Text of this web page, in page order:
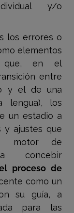
y/o
los errores o
elementos
que, en el
entre
y el de una
lengua), los
un estadio a
y ajustes que
motor de
concebir
proceso de
como un
su guía, a
para las